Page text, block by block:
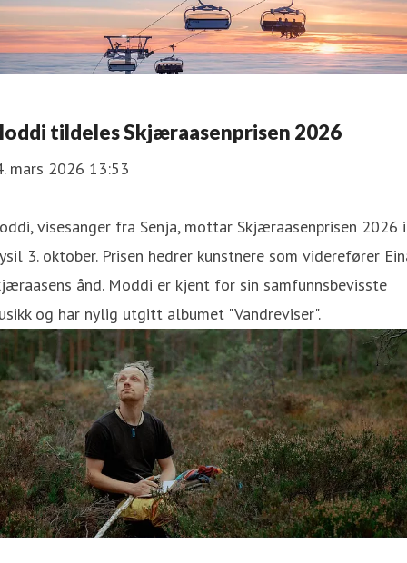
tildeles Skjæraasenprisen 2026
mars 2026 13:53
visesanger fra Senja, mottar Skjæraasenprisen 2026 i
3. oktober. Prisen hedrer kunstnere som viderefører
ånd. Moddi er kjent for sin samfunnsbevisste
og har nylig utgitt albumet "Vandreviser".